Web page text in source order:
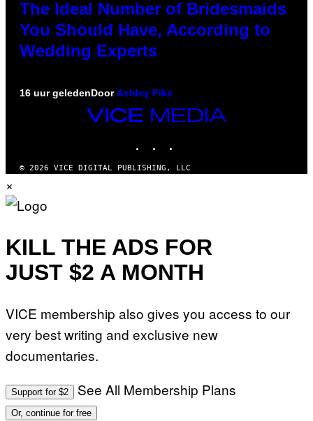
The Ideal Number of Bridesmaids
You Should Have, According to
Wedding Experts
16 uur geledenDoorAshley Fike
VICE
© 2026 VICE DIGITAL PUBLISHING, LLC
×
KILL THE ADS FOR
JUST $2 A MONTH
VICE membership also gives you access to our
very best writing and exclusive new
documentaries.
Support for $2 See All Membership Plans
Or, continue for free